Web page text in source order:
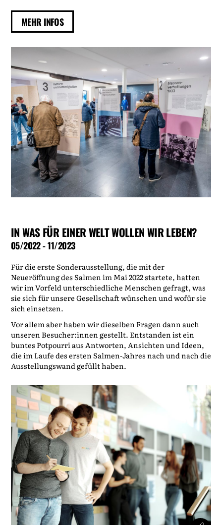
MEHR INFOS
IN WAS FÜR EINER WELT WOLLEN WIR LEBEN?
05/2022 - 11/2023
Für die erste Sonderausstellung, die mit der
Neueröffnung des Salmen im Mai 2022 startete, hatten
wir im Vorfeld unterschiedliche Menschen gefragt, was
sie sich für unsere Gesellschaft wünschen und wofür sie
sich einsetzen.
Vor allem aber haben wir dieselben Fragen dann auch
unseren Besucher:innen gestellt. Entstanden ist ein
buntes Potpourri aus Antworten, Ansichten und Ideen,
die im Laufe des ersten Salmen-Jahres nach und nach die
Ausstellungswand gefüllt haben.